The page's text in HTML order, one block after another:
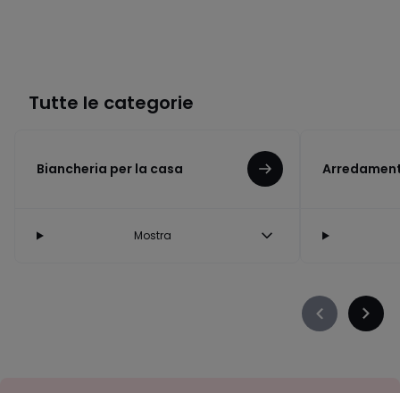
Tutte le categorie
Biancheria per la casa
Mostra
Précédent